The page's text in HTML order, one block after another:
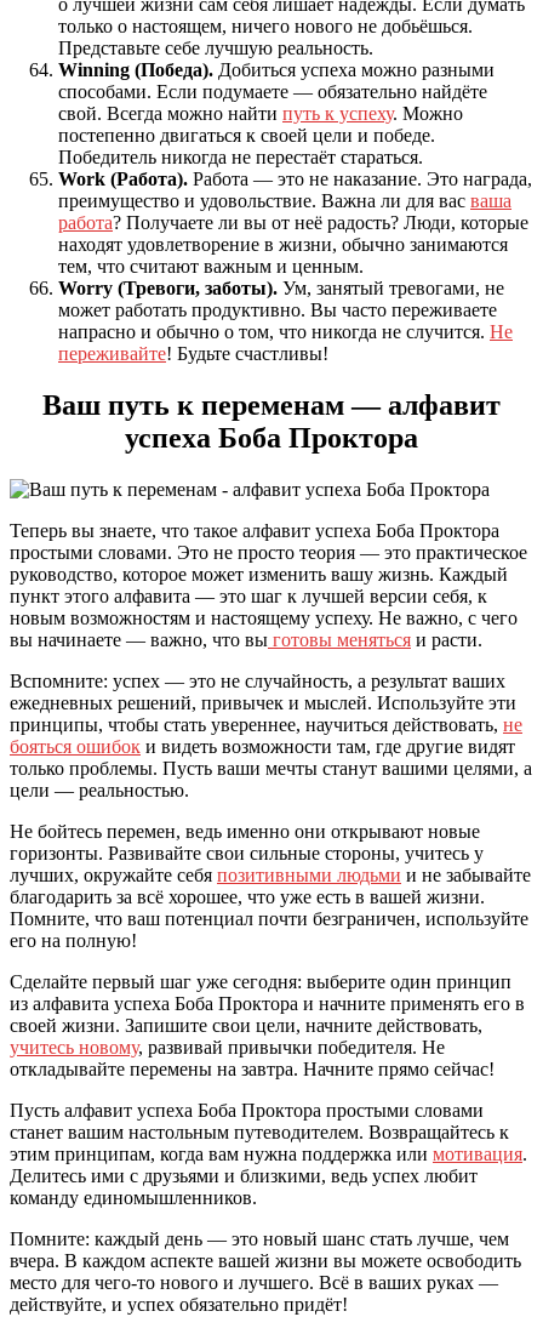
о лучшей жизни сам себя лишает надежды. Если думать
только о настоящем, ничего нового не добьёшься.
Представьте себе лучшую реальность.
Winning (Победа). Добиться успеха можно разными
способами. Если подумаете — обязательно найдёте
свой. Всегда можно найти путь к успеху. Можно
постепенно двигаться к своей цели и победе.
Победитель никогда не перестаёт стараться.
Work (Работа). Работа — это не наказание. Это награда,
преимущество и удовольствие. Важна ли для вас ваша
работа? Получаете ли вы от неё радость? Люди, которые
находят удовлетворение в жизни, обычно занимаются
тем, что считают важным и ценным.
Worry (Тревоги, заботы). Ум, занятый тревогами, не
может работать продуктивно. Вы часто переживаете
напрасно и обычно о том, что никогда не случится. Не
переживайте! Будьте счастливы!
Ваш путь к переменам — алфавит
успеха Боба Проктора
Теперь вы знаете, что такое алфавит успеха Боба Проктора
простыми словами. Это не просто теория — это практическое
руководство, которое может изменить вашу жизнь. Каждый
пункт этого алфавита — это шаг к лучшей версии себя, к
новым возможностям и настоящему успеху. Не важно, с чего
вы начинаете — важно, что вы готовы меняться и расти.
Вспомните: успех — это не случайность, а результат ваших
ежедневных решений, привычек и мыслей. Используйте эти
принципы, чтобы стать увереннее, научиться действовать, не
бояться ошибок и видеть возможности там, где другие видят
только проблемы. Пусть ваши мечты станут вашими целями, а
цели — реальностью.
Не бойтесь перемен, ведь именно они открывают новые
горизонты. Развивайте свои сильные стороны, учитесь у
лучших, окружайте себя позитивными людьми и не забывайте
благодарить за всё хорошее, что уже есть в вашей жизни.
Помните, что ваш потенциал почти безграничен, используйте
его на полную!
Сделайте первый шаг уже сегодня: выберите один принцип
из алфавита успеха Боба Проктора и начните применять его в
своей жизни. Запишите свои цели, начните действовать,
учитесь новому, развивай привычки победителя. Не
откладывайте перемены на завтра. Начните прямо сейчас!
Пусть алфавит успеха Боба Проктора простыми словами
станет вашим настольным путеводителем. Возвращайтесь к
этим принципам, когда вам нужна поддержка или мотивация.
Делитесь ими с друзьями и близкими, ведь успех любит
команду единомышленников.
Помните: каждый день — это новый шанс стать лучше, чем
вчера. В каждом аспекте вашей жизни вы можете освободить
место для чего-то нового и лучшего. Всё в ваших руках —
действуйте, и успех обязательно придёт!